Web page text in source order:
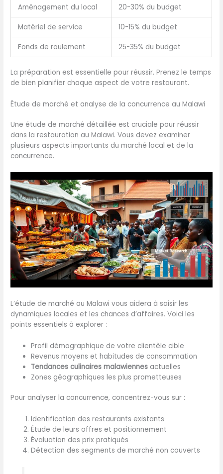
Aménagement du local 20-30% du budget
Matériel de service 10-15% du budget
Fonds de roulement 25-35% du budget
La préparation est essentielle pour réussir. Prenez le temps
de bien planifier chaque aspect de votre restaurant.
Étude de marché et analyse de la concurrence au Malawi
Une étude de marché détaillée est cruciale pour réussir
dans la restauration au Malawi. Vous devez examiner
plusieurs aspects importants du marché local et de la
concurrence.
L’étude de marché au Malawi vous aidera à saisir les
dynamiques locales et les chances d’affaires. Voici les
points essentiels à explorer :
Profil démographique de votre clientèle cible
Revenus moyens et habitudes de consommation
Tendances culinaires malawiennes actuelles
Zones géographiques les plus prometteuses
Pour analyser la concurrence, concentrez-vous sur :
Identification des restaurants existants
Étude de leurs offres et positionnement
Évaluation des prix pratiqués
Détection des segments de marché non couverts